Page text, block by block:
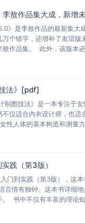
李敖作品集大成，新增
》是李敖作品的最新集
个错字，还增补了友谊
敖作品集。 此外，该版本
法》[pdf]
制图技法》是一本专注于
不仅适合内衣设计师，也
性人体的基本构造和测量
践（第3版）
门到实践（第3版），这
言情有独钟。这本书详细
。 书中不仅有丰富的理论